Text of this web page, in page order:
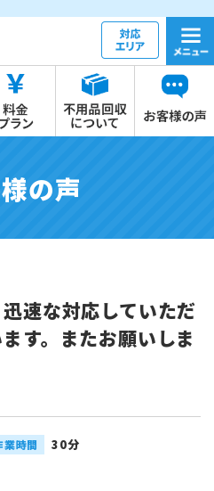
の声
速な対応していただ
す。またお願いしま
業時間 30分